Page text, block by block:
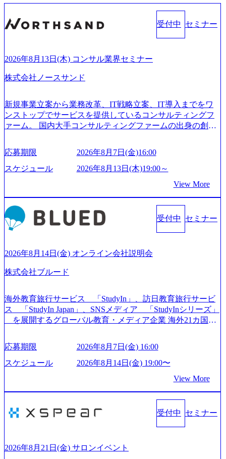
受付中 セミナー
2026年8月13日(木) コンサル業界セミナー
株式会社ノースサンド
新規事業立案から業務改革、IT戦略立案、IT導入までをワ
ンストップでサービスを提供しているコンサルティングフ
ァーム。 国内大手コンサルティングファームの出身の創業
もっと自由に誠実に提案できる会社をつくりたい」「胸を
張って会社が好きだと言えるような家族的な組織をつくり
たい」という想いで会社を設立 PwC・アクセンチュアとい
社出身者など、様々な経歴の社員が活躍しており、働きや
すく魅力的な環境が整っているため、定着率が高いことか
ら「働きがいのある会社」に4年連続ベストカンパニーに選
出されている。 残業時間は平均30時間程度 事業/IT戦略立案
や各種プロジェクトマネジメント、最先端テクノロジーの
をデザインする」というビジョンを掲げ、クライアント目
いることは何かを追究し、本当に価値のある成果を提供し
の736名（2024年1月）に到達。上場を目指し、さらに採用
のスピードを上げている。 人にフォーカスをして急成長す
る唯一無二のコンサルティングファーム【株式会社ノース
サンド 執行役員新山氏、庄司氏インタビュー】 (https://my-vi
2015年に設立され、前年比205%の売上成長を遂げるなど、
急速な成長を遂げている。 ​ 新規事業立案から業務改革、IT
戦略立案、IT導入までをワンストップで提供するコンサル
ティングファームである。 ​- 2025年1月時点で従業員数1,209
名を擁し、事業拡大を続けている。 「人」にフォーカスを
当てたコンサルティング会社として、社員の人間力を強み
としたサービスを提供している。 ​- - 2018年から6年連続で
ティングファームやSIer、事業会社出身者など、多様な経歴
の社員が活躍している。 年間休日120日以上、完全週休2日
応募期限
2026年8月7日(金)16:00
スケジュール
2026年8月13日(木)19:00～
View More
受付中 セミナー
2026年8月14日(金) オンライン会社説明会
株式会社ブルード
海外教育旅行サービス 「StudyIn」、訪日教育旅行サービ
ス 「StudyIn Japan」、SNSメディア 「StudyInシリーズ」
を展開するグローバル教育・メディア企業 海外21カ国と
育支援サービスを提供している 動画メディア事業を基盤と
して、留学支援・訪日教育旅行・SNSマーケティング事業
を展開している Mission:より多くの人に、グローバルという
ラになる Value： INTEGRITY誠実であろう 素直に心を開い
て伝える、自責かつ利他の精神で動く、謙虚な姿勢でウソ
る、失敗を恐れずにふみだす、執着心をもって没頭する O
WNERSHIP当事者であろう みずから決めてみずから動く、
だわろう 今すぐ決める、すばやく動く、まず成果物をだす
応募期限
2026年8月7日(金) 16:00
スケジュール
2026年8月14日(金) 19:00〜
View More
受付中 セミナー
2026年8月21日(金) サロンイベント